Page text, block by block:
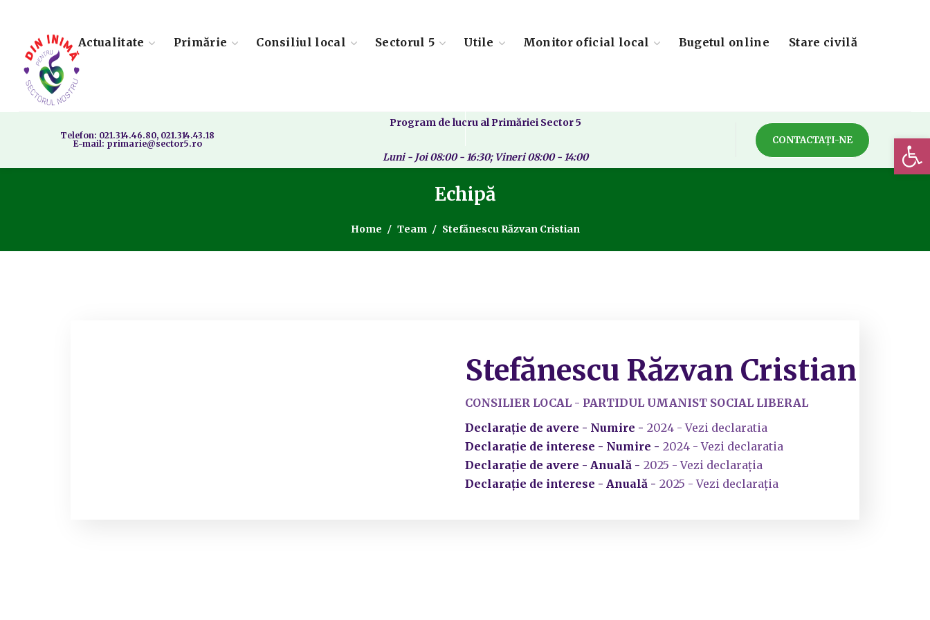
Actualitate Primărie Consiliul local Sectorul 5 Utile Monitor oficial local Bugetul online Stare civilă
Telefon: 021.314.46.80, 021.314.43.18
E-mail: primarie@sector5.ro
Program de lucru al Primăriei Sector 5
Luni - Joi 08:00 - 16:30; Vineri 08:00 - 14:00
CONTACTAȚI-NE
Echipă
Home Team Stefănescu Răzvan Cristian
Stefănescu Răzvan Cristian
CONSILIER LOCAL - PARTIDUL UMANIST SOCIAL LIBERAL
Declarație de avere - Numire - 2024 - Vezi declaratia
Declarație de interese - Numire - 2024 - Vezi declaratia
Declarație de avere - Anuală - 2025 - Vezi declarația
Declarație de interese - Anuală - 2025 - Vezi declarația